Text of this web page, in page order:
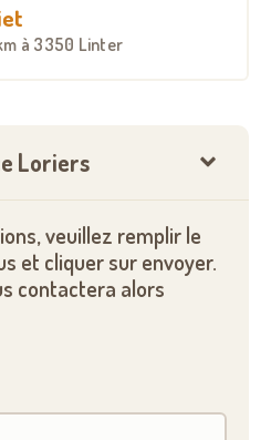
à 3350 Linter
Loriers
veuillez remplir le
et cliquer sur envoyer.
contactera alors